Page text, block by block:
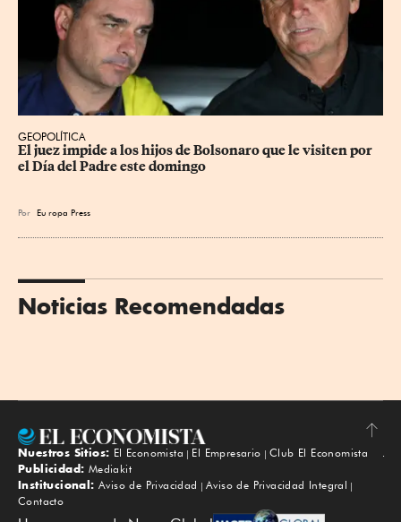
GEOPOLÍTICA
El juez impide a los hijos de Bolsonaro que le visiten por
el Día del Padre este domingo
Por Eu ropa Press
Noticias Recomendadas
Subir
Nuestros Sitios: El Economista El Empresario
Club El Economista
Publicidad: Mediakit
Institucional: Aviso de Privacidad
Aviso de Privacidad Integral
Contacto